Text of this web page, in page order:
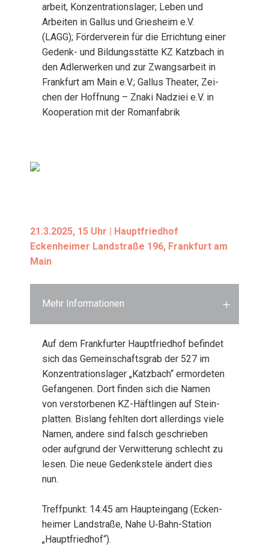
ar­beit, Kon­zen­tra­ti­ons­la­ger; Leben und
Arbei­ten in Gal­lus und Gries­heim e.V.
(LAGG); För­der­ver­ein für die Errich­tung einer
Gedenk- und Bil­dungs­stät­te KZ Katz­bach in
den Adler­wer­ken und zur Zwangs­ar­beit in
Frank­furt am Main e.V.; Gal­lus Thea­ter, Zei­
chen der Hoff­nung – Zna­ki Nad­zi­ei e.V. in
Koope­ra­ti­on mit der Roman­fa­brik
21.3.2025, 15 Uhr | Haupt­fried­hof
Ecken­hei­mer Land­stra­ße 196, Frank­furt am
Main
Mehr Informationen
Auf dem Frank­fur­ter Haupt­fried­hof befin­det
sich das Gemein­schafts­grab der 527 im
Kon­zen­tra­ti­ons­la­ger „Katz­bach“ ermor­de­ten
Gefan­ge­nen. Dort fin­den sich die Namen
von ver­stor­be­nen KZ-Häft­lin­gen auf Stein­
plat­ten. Bis­lang fehl­ten dort aller­dings vie­le
Namen, ande­re sind falsch geschrie­ben
oder auf­grund der Ver­wit­te­rung schlecht zu
lesen. Die neue Gedenk­ste­le ändert dies
nun.
Treff­punkt: 14:45 am Haupt­ein­gang (Ecken­
hei­mer Land­stra­ße, Nahe U‑Bahn-Sta­ti­on
„Haupt­fried­hof“).